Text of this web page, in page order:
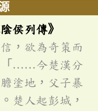
侯列傳》
，欲為奇策而
……今楚漢分
塗地，父子暴
楚人起彭城，